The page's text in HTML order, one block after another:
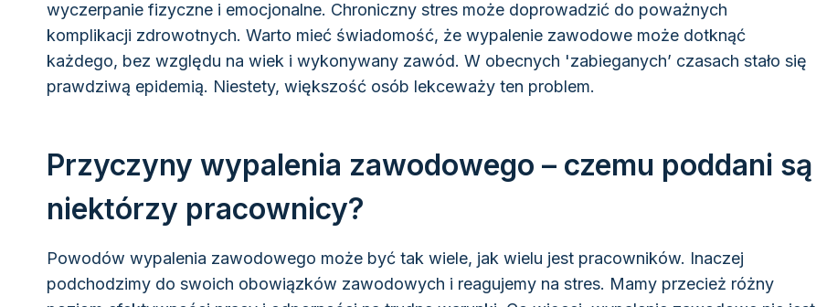
wyczerpanie fizyczne i emocjonalne. Chroniczny stres może doprowadzić do poważnych
komplikacji zdrowotnych. Warto mieć świadomość, że wypalenie zawodowe może dotknąć
każdego, bez względu na wiek i wykonywany zawód. W obecnych 'zabieganych’ czasach stało się
prawdziwą epidemią. Niestety, większość osób lekceważy ten problem.
Przyczyny wypalenia zawodowego – czemu poddani są
niektórzy pracownicy?
Powodów wypalenia zawodowego może być tak wiele, jak wielu jest pracowników. Inaczej
podchodzimy do swoich obowiązków zawodowych i reagujemy na stres. Mamy przecież różny